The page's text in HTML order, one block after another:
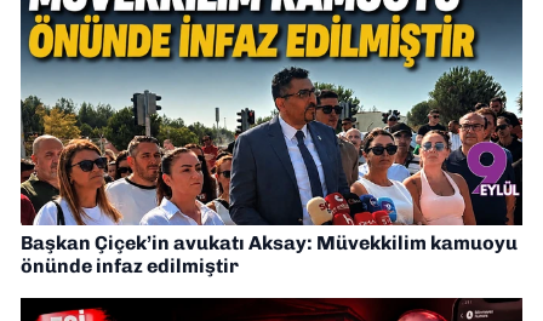
Başkan Çiçek’in avukatı Aksay: Müvekkilim kamuoyu
önünde infaz edilmiştir